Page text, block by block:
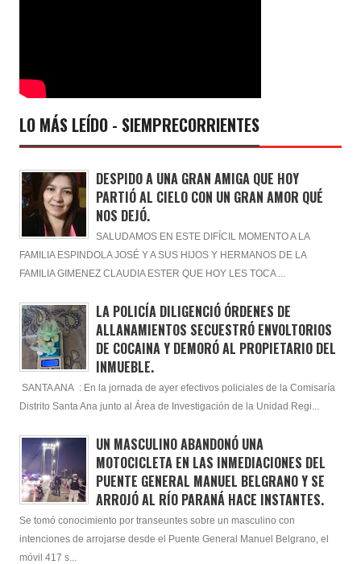
LO MÁS LEÍDO - SIEMPRECORRIENTES
DESPIDO A UNA GRAN AMIGA QUE HOY
PARTIÓ AL CIELO CON UN GRAN AMOR QUÉ
NOS DEJÓ.
SALUDAMOS EN ESTE DIFÍCIL MOMENTO A LA
FAMILIA ESPINDOLA JOSÉ Y A SUS HIJOS Y HERMANOS DE LA
FAMILIA GIMENEZ CLAUDIA ESTER QUE HOY LES TOCA ...
LA POLICÍA DILIGENCIÓ ÓRDENES DE
ALLANAMIENTOS SECUESTRÓ ENVOLTORIOS
DE COCAINA Y DEMORÓ AL PROPIETARIO DEL
INMUEBLE.
SANTA ANA : En la jornada de ayer efectivos policiales de la Comisaría
Distrito Santa Ana junto al Área de Investigación de la Unidad Regi...
UN MASCULINO ABANDONÓ UNA
MOTOCICLETA EN LAS INMEDIACIONES DEL
PUENTE GENERAL MANUEL BELGRANO Y SE
ARROJÓ AL RÍO PARANÁ HACE INSTANTES.
Se tomó conocimiento por transeuntes sobre un masculino con
intenciones de arrojarse desde el Puente General Manuel Belgrano, el
móvil 417 s...